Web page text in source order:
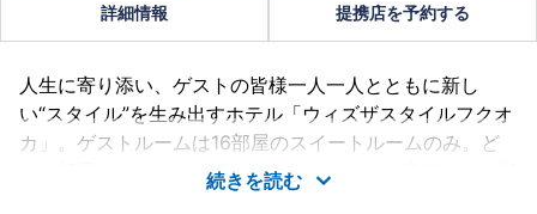
詳細情報 提携店を予約する
人生に寄り添い、ゲストの皆様一人一人とともに新し
い“スタイル”を生み出すホテル「ウィズザスタイルフクオ
カ」。ゲストルームは16部屋のスイートルームのみ。ど
のお部屋もこだわりのインテリア、アート、音楽でお出迎
え。細やかなサービスで心地良い空間をご提供いたしま
続きを読む